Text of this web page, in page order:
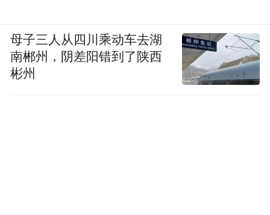
母子三人从四川乘动车去湖
南郴州，阴差阳错到了陕西
彬州